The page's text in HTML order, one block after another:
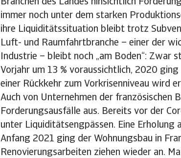
Branchen des Landes hinsichtlich
immer noch unter dem starken
ihre Liquiditätssituation bleibt trotz
Luft- und Raumfahrtbranche – einer der
Industrie – bleibt noch „am Boden“: Zwar
Vorjahr um 13 % voraussichtlich, 2020
einer Rückkehr zum Vorkrisenniveau wird
Auch von Unternehmen der französischen
Forderungsausfälle aus. Bereits vor der
unter Liquiditätsengpässen. Eine Erholung
Anfang 2021 ging der Wohnungsbau in
Renovierungsarbeiten ziehen wieder an.